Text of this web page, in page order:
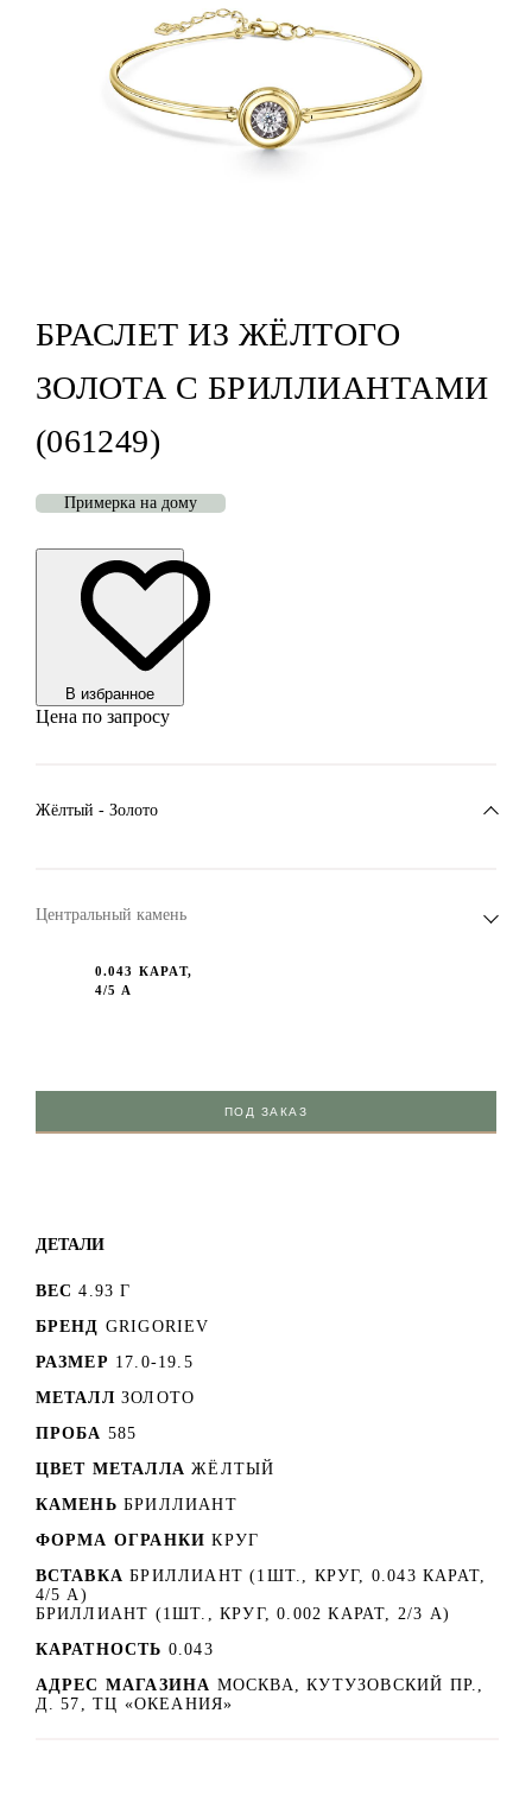
БРАСЛЕТ ИЗ ЖЁЛТОГО
ЗОЛОТА С БРИЛЛИАНТАМИ
(061249)
Примерка на дому
В избранноe
Цена по запросу
Жёлтый - Золото
Центральный камень
0.043 КАРАТ,
4/5 А
ПОД ЗАКАЗ
ДЕТАЛИ
ВЕС 4.93 Г
БРЕНД GRIGORIEV
РАЗМЕР 17.0-19.5
МЕТАЛЛ ЗОЛОТО
ПРОБА 585
ЦВЕТ МЕТАЛЛА ЖЁЛТЫЙ
КАМЕНЬ БРИЛЛИАНТ
ФОРМА ОГРАНКИ КРУГ
ВСТАВКА БРИЛЛИАНТ (1ШТ., КРУГ, 0.043 КАРАТ,
4/5 А)
БРИЛЛИАНТ (1ШТ., КРУГ, 0.002 КАРАТ, 2/3 А)
КАРАТНОСТЬ 0.043
АДРЕС МАГАЗИНА МОСКВА, КУТУЗОВСКИЙ ПР.,
Д. 57, ТЦ «ОКЕАНИЯ»